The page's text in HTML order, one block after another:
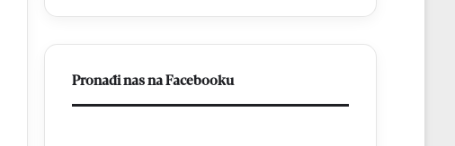
elektroničko
Pronađi nas na Facebooku